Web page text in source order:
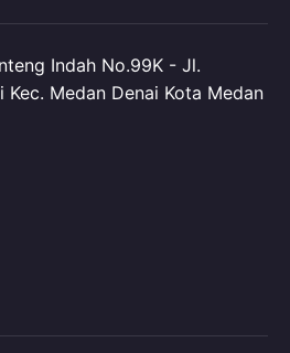
Indah No.99K - Jl.
Kec. Medan Denai Kota Medan